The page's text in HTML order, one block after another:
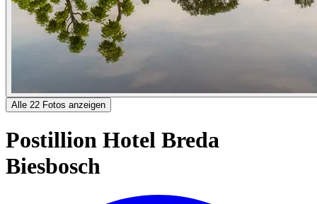
Alle 22 Fotos anzeigen
Postillion Hotel Breda
Biesbosch